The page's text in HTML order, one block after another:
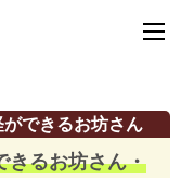
できるお坊さん
きるお坊さん・